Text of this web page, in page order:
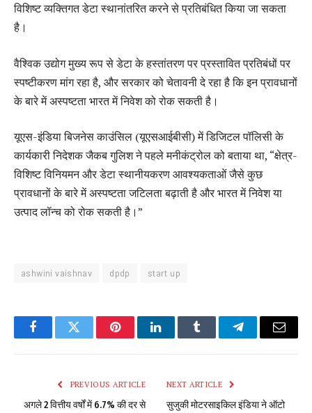
विशिष्ट व्यक्तिगत डेटा स्थानांतरित करने से प्रतिबंधित किया जा सकता
है।
वैश्विक उद्योग मुख्य रूप से डेटा के हस्तांतरण पर प्रस्तावित प्रतिबंधों पर
स्पष्टीकरण मांग रहा है, और सरकार को चेतावनी दे रहा है कि इन प्रावधानों
के बारे में अस्पष्टता भारत में निवेश को रोक सकती है।
यूएस-इंडिया बिजनेस काउंसिल (यूएसआईबीसी) में डिजिटल पॉलिसी के
कार्यकारी निदेशक जैकब गुलिश ने पहले मनीकंट्रोल को बताया था, “क्षेत्र-
विशिष्ट विनियमन और डेटा स्थानीयकरण आवश्यकताओं जैसे कुछ
प्रावधानों के बारे में अस्पष्टता जटिलता बढ़ाती है और भारत में निवेश या
उत्पाद लॉन्च को रोक सकती है।”
ashwini vaishnav dpdp start up
FacebookTwitter PinterestLinkedInTumblr TelegramEmail
PREVIOUS ARTICLE
अगले 2 वित्तीय वर्षों में 6.7% की दर से
NEXT ARTICLE
सुजुकी मोटरसाइकिल इंडिया ने ऑटो